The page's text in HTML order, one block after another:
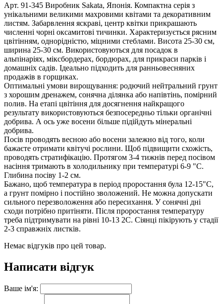
Арт. 91-345 Виробник Sakata, Японія. Компактна серія з
унікальними великими махровими квітами та декоративним
листям. Забарвлення яскраві, центр квітки прикрашають
численні чорні оксамитові тичинки. Характеризується рясним
цвітінням, однорідністю, міцними стеблами. Висота 25-30 см,
ширина 25-30 см. Використовуються для посадок в
альпінаріях, міксбордерах, бордюрах, для прикраси парків і
домашніх садів. Ідеально підходить для ранньовесняних
продажів в горщиках.
Оптимальні умови вирощування: родючий нейтральний грунт
з хорошим дренажем, сонячна ділянка або напівтінь, помірний
полив. На етапі цвітіння для досягнення найкращого
результату використовуються безпосередньо тільки органічні
добрива. А ось уже восени більше підійдуть мінеральні
добрива.
Посів проводять весною або восени залежно від того, коли
бажаєте отримати квітучі рослини. Щоб підвищити схожість,
проводять стратифікацію. Протягом 3-4 тижнів перед посівом
насіння тримають в холодильнику при температурі 6-9 "С.
Глибина посіву 1-2 см.
Бажано, щоб температура в період проростання була 12-15"С,
а грунт помірно і постійно зволожений. Не можна допускати
сильного перезволоження або пересихання. У сонячні дні
сходи потрібно притіняти. Після проростання температуру
треба підтримувати на рівні 10-13 2С. Сіянці пікірують у стадії
2-3 справжніх листків.
Немає відгуків про цей товар.
Написати відгук
Ваше ім'я: